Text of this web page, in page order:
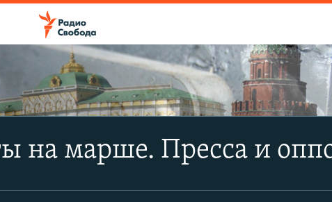
на марше. Пресса и